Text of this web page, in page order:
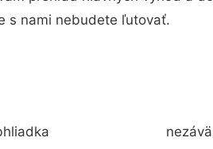
s nami nebudete ľutovať.